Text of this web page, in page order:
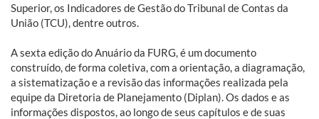
Superior, os Indicadores de Gestão do Tribunal de Contas da
União (TCU), dentre outros.
A sexta edição do Anuário da FURG, é um documento
construído, de forma coletiva, com a orientação, a diagramação,
a sistematização e a revisão das informações realizada pela
equipe da Diretoria de Planejamento (Diplan). Os dados e as
informações dispostos, ao longo de seus capítulos e de suas